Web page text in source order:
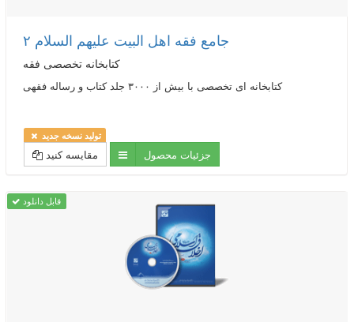
جامع فقه اهل البیت علیهم السلام ۲
کتابخانه تخصصی فقه
کتابخانه ای تخصصی با بیش از ۳۰۰۰ جلد کتاب و رساله فقهی
تولید نسخه جدید
مقایسه کنید جزئیات محصول
قابل دانلود